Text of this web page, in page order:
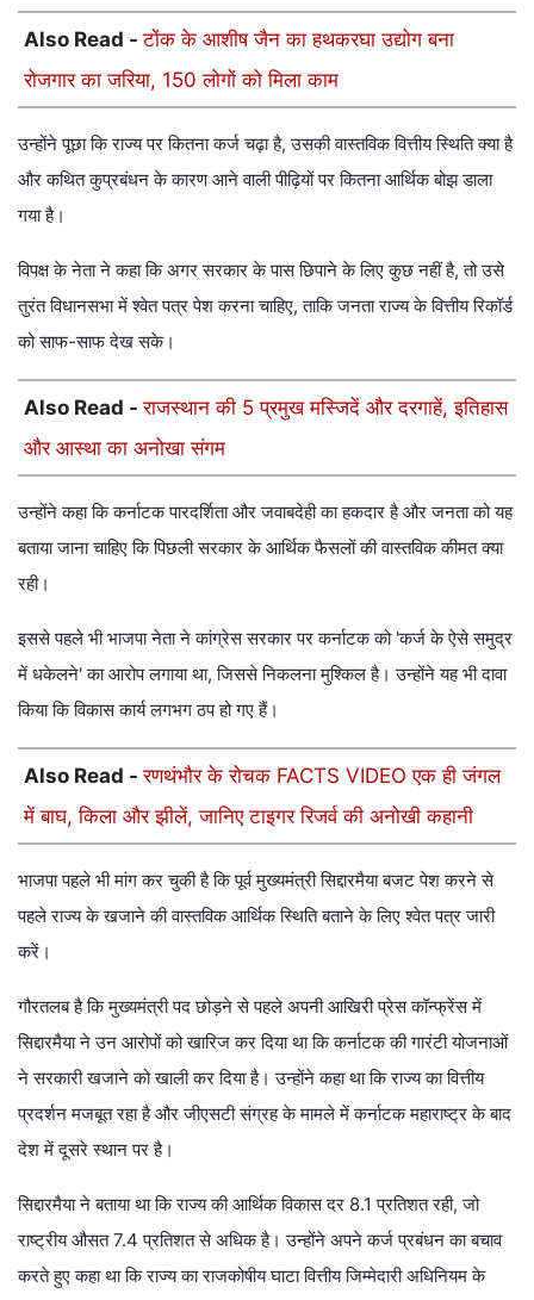
Also Read -टोंक के आशीष जैन का हथकरघा उद्योग बना
रोजगार का जरिया, 150 लोगों को मिला काम
उन्होंने पूछा कि राज्य पर कितना कर्ज चढ़ा है, उसकी वास्तविक वित्तीय स्थिति क्या है
और कथित कुप्रबंधन के कारण आने वाली पीढ़ियों पर कितना आर्थिक बोझ डाला
गया है।
विपक्ष के नेता ने कहा कि अगर सरकार के पास छिपाने के लिए कुछ नहीं है, तो उसे
तुरंत विधानसभा में श्वेत पत्र पेश करना चाहिए, ताकि जनता राज्य के वित्तीय रिकॉर्ड
को साफ-साफ देख सके।
Also Read -राजस्थान की 5 प्रमुख मस्जिदें और दरगाहें, इतिहास
और आस्था का अनोखा संगम
उन्होंने कहा कि कर्नाटक पारदर्शिता और जवाबदेही का हकदार है और जनता को यह
बताया जाना चाहिए कि पिछली सरकार के आर्थिक फैसलों की वास्तविक कीमत क्या
रही।
इससे पहले भी भाजपा नेता ने कांग्रेस सरकार पर कर्नाटक को 'कर्ज के ऐसे समुद्र
में धकेलने' का आरोप लगाया था, जिससे निकलना मुश्किल है। उन्होंने यह भी दावा
किया कि विकास कार्य लगभग ठप हो गए हैं।
Also Read -रणथंभौर के रोचक FACTS VIDEO एक ही जंगल
में बाघ, किला और झीलें, जानिए टाइगर रिजर्व की अनोखी कहानी
भाजपा पहले भी मांग कर चुकी है कि पूर्व मुख्यमंत्री सिद्दारमैया बजट पेश करने से
पहले राज्य के खजाने की वास्तविक आर्थिक स्थिति बताने के लिए श्वेत पत्र जारी
करें।
गौरतलब है कि मुख्यमंत्री पद छोड़ने से पहले अपनी आखिरी प्रेस कॉन्फ्रेंस में
सिद्दारमैया ने उन आरोपों को खारिज कर दिया था कि कर्नाटक की गारंटी योजनाओं
ने सरकारी खजाने को खाली कर दिया है। उन्होंने कहा था कि राज्य का वित्तीय
प्रदर्शन मजबूत रहा है और जीएसटी संग्रह के मामले में कर्नाटक महाराष्ट्र के बाद
देश में दूसरे स्थान पर है।
सिद्दारमैया ने बताया था कि राज्य की आर्थिक विकास दर 8.1 प्रतिशत रही, जो
राष्ट्रीय औसत 7.4 प्रतिशत से अधिक है। उन्होंने अपने कर्ज प्रबंधन का बचाव
करते हुए कहा था कि राज्य का राजकोषीय घाटा वित्तीय जिम्मेदारी अधिनियम के